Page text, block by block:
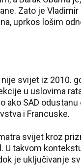
Zato je
uprkos lošim
svijet iz 2010.
u uslovima
SAD
i Francuske.
svijet kroz
U takvom
je uključivanje